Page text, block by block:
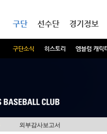
구단
구단소식 히스토리 엠블럼 캐릭
선수단 경기정보
외부감사보고서